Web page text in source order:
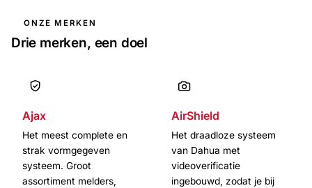
ONZE MERKEN
Drie merken, een doel
Ajax
Het meest complete en
strak vormgegeven
systeem. Groot
assortiment melders,
AirShield
Het draadloze systeem
van Dahua met
videoverificatie
ingebouwd, zodat je bij